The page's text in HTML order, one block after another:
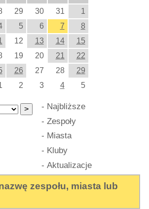
29 30 31
1
5 6 7
8
12 13 14
15
19 20 21
22
26 27 28
29
2 3 4 5
- Najbliższe
- Zespoły
- Miasta
- Kluby
- Aktualizacje
zespołu, miasta lub